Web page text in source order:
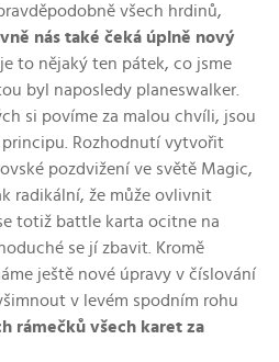
všech hrdinů,
nás také čeká úplně nový
je to nějaký ten pátek, co jsme
byl naposledy planeswalker.
si povíme za malou chvíli, jsou
Rozhodnutí vytvořit
pozdvižení ve světě Magic,
radikální, že může ovlivnit
totiž battle karta ocitne na
se jí zbavit. Kromě
ještě nové úpravy v číslování
v levém spodním rohu
rámečků všech karet za